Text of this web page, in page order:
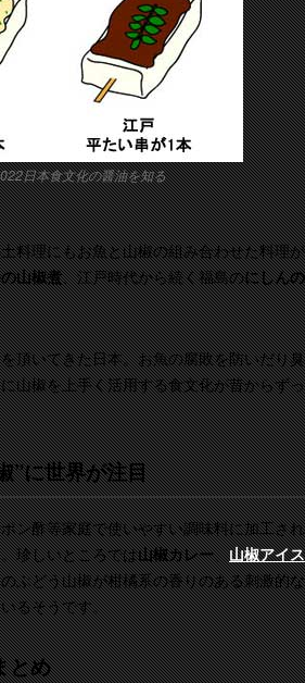
日本食文化の醤油を知る
料理にもお魚と山椒の組み合わせた料理が
山椒煮、江戸時代から続く福島のにしんの
頂いてきた日本。お魚の腐敗を防いだり臭
山椒を上手く活用する食文化が昔からずっ
”に世界が注目
ン酢等家庭で使いやすい調味料に加工され
珍しいところでは山椒カレー、山椒アイス
ぶどう山椒が柑橘系の香りのある刺激的な
るそうです。
とめ